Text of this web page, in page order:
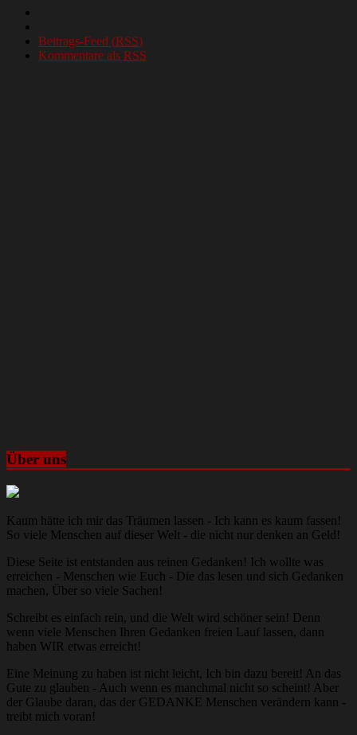
Beitrags-Feed (RSS)
Kommentare als RSS
Über uns
Kaum hätte ich mir das Träumen lassen - Ich kann es kaum fassen!
So viele Menschen auf dieser Welt - die nicht nur denken an Geld!
Diese Seite ist entstanden aus reinen Gedanken! Ich wollte was
erreichen - Menschen wie Euch - Die das lesen und sich Gedanken
machen, Über so viele Sachen!
Schreibt es einfach rein, und die Welt wird schöner sein! Denn
wenn viele Menschen Ihren Gedanken freien Lauf lassen, dann
haben WIR etwas erreicht!
Eine Meinung zu haben ist nicht leicht, Ich bin dazu bereit! An das
Gute zu glauben - Auch wenn es manchmal nicht so scheint! Aber
der Glaube daran, das der GEDANKE Menschen verändern kann -
treibt mich voran!